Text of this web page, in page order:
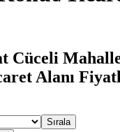
Cüceli
Alanı
Sırala